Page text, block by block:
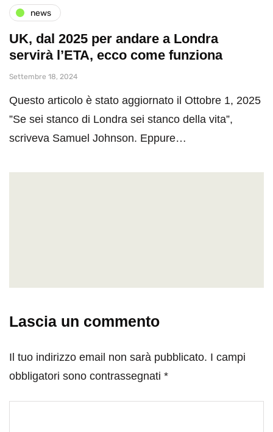
news
UK, dal 2025 per andare a Londra
servirà l’ETA, ecco come funziona
Settembre 18, 2024
Questo articolo è stato aggiornato il Ottobre 1, 2025
”Se sei stanco di Londra sei stanco della vita”,
scriveva Samuel Johnson. Eppure…
Lascia un commento
Il tuo indirizzo email non sarà pubblicato. I campi
obbligatori sono contrassegnati *